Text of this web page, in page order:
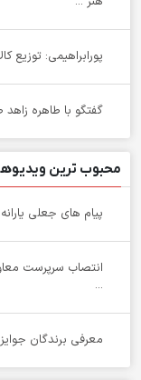
پورابراهیمی: توزیع
گفتگو با طاهره
محبوب ترین
پیام های جعلی
انتصاب سرپرست
...
معرفی برندگان